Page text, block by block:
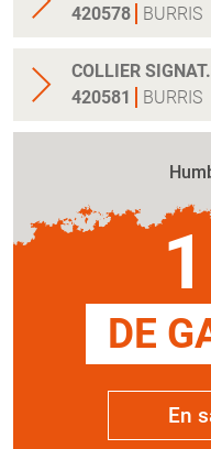
420578
BURRIS
COLLIER
420581
BURRIS
DE
En